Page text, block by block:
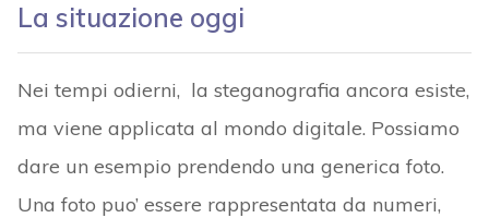
La situazione oggi
Nei tempi odierni, la steganografia ancora esiste,
ma viene applicata al mondo digitale. Possiamo
dare un esempio prendendo una generica foto.
Una foto puo’ essere rappresentata da numeri,